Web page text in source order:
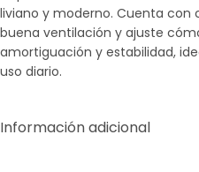
liviano y moderno. Cuenta con
buena ventilación y ajuste
amortiguación y estabilidad,
uso diario.
Información adicional